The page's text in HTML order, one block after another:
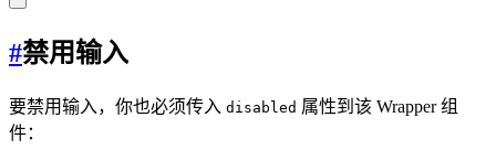
#禁用输入
要禁用输入，你也必须传入 disabled 属性到该 Wrapper 组
件：